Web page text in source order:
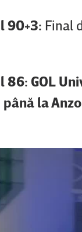
90+3: Final
86: GOL
la